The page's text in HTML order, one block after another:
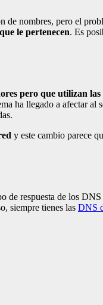
de nombres, pero el
le pertenecen. Es
pero que utilizan
ha llegado a afectar al
y este cambio parece
de respuesta de los
siempre tienes las DNS